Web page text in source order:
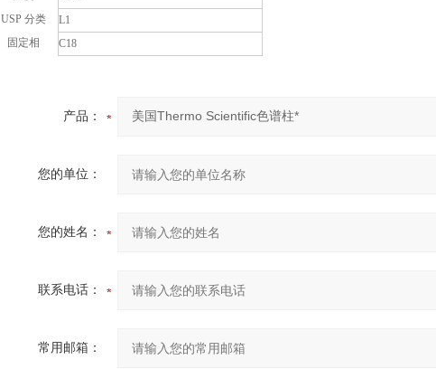
USP 分类
L1
固定相
C18
产品：
您的单位：
您的姓名：
联系电话：
常用邮箱：